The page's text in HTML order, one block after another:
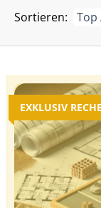
Sortieren: Top
EXKLUSIV